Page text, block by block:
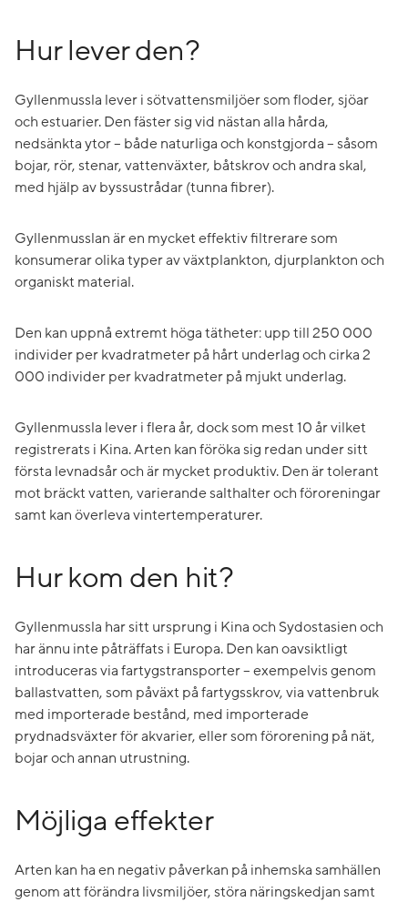
Hur lever den?
Gyllenmussla lever i sötvattensmiljöer som floder, sjöar
och estuarier. Den fäster sig vid nästan alla hårda,
nedsänkta ytor – både naturliga och konstgjorda – såsom
bojar, rör, stenar, vattenväxter, båtskrov och andra skal,
med hjälp av byssustrådar (tunna fibrer).
Gyllenmusslan är en mycket effektiv filtrerare som
konsumerar olika typer av växtplankton, djurplankton och
organiskt material.
Den kan uppnå extremt höga tätheter: upp till 250 000
individer per kvadratmeter på hårt underlag och cirka 2
000 individer per kvadratmeter på mjukt underlag.
Gyllenmussla lever i flera år, dock som mest 10 år vilket
registrerats i Kina. Arten kan föröka sig redan under sitt
första levnadsår och är mycket produktiv. Den är tolerant
mot bräckt vatten, varierande salthalter och föroreningar
samt kan överleva vintertemperaturer.
Hur kom den hit?
Gyllenmussla har sitt ursprung i Kina och Sydostasien och
har ännu inte påträffats i Europa. Den kan oavsiktligt
introduceras via fartygstransporter – exempelvis genom
ballastvatten, som påväxt på fartygsskrov, via vattenbruk
med importerade bestånd, med importerade
prydnadsväxter för akvarier, eller som förorening på nät,
bojar och annan utrustning.
Möjliga effekter
Arten kan ha en negativ påverkan på inhemska samhällen
genom att förändra livsmiljöer, störa näringskedjan samt